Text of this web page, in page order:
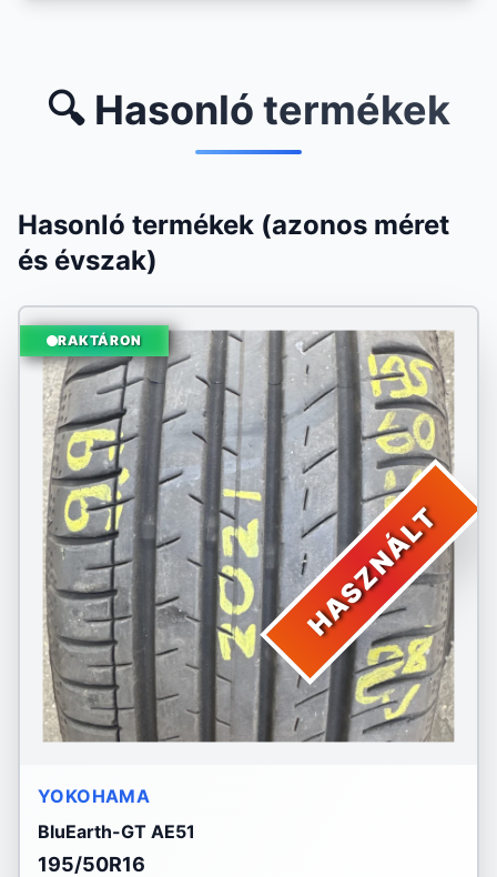
🔍 Hasonló termékek
Hasonló termékek (azonos méret
és évszak)
HASZNÁLT
RAKTÁRON
YOKOHAMA
BluEarth-GT AE51
195/50R16